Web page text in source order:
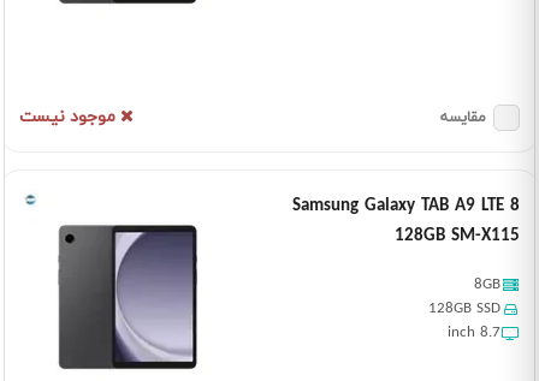
موجود نیست مقایسه
Samsung Galaxy TAB A9 LTE 8
128GB SM-X115
8GB
128GB SSD
8.7 inch